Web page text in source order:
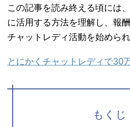
この記事を読み終える頃には
に活用する方法を理解し、報
チャットレディ活動を始められ
とにかくチャットレディで30
もくじ